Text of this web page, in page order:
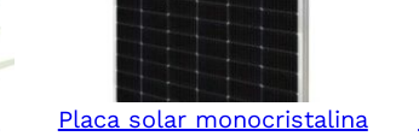
Placa solar monocristalina